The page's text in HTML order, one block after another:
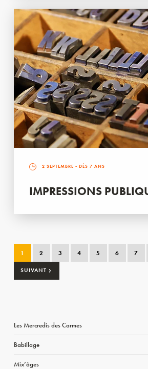
2 SEPTEMBRE - DÈS 7 ANS
IMPRESSIONS
1 2 3 4 5 6 7
SUIVANT ›
Les Mercredis des Carmes
Babillage
Mix’âges